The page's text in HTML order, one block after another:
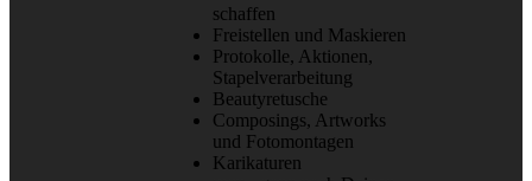
schaffen
Freistellen und Maskieren
Protokolle, Aktionen,
Stapelverarbeitung
Beautyretusche
Composings, Artworks
und Fotomontagen
Karikaturen